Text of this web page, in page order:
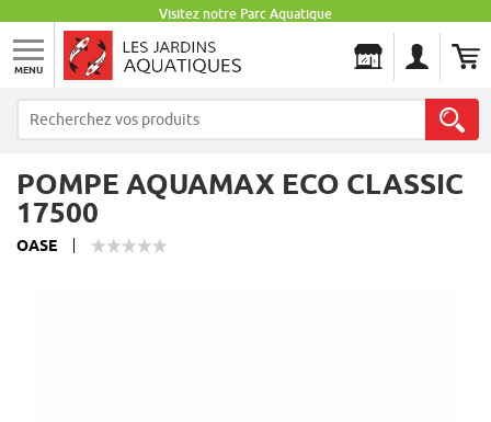
Visitez notre Parc Aquatique
MENU
POMPE AQUAMAX ECO CLASSIC
17500
OASE